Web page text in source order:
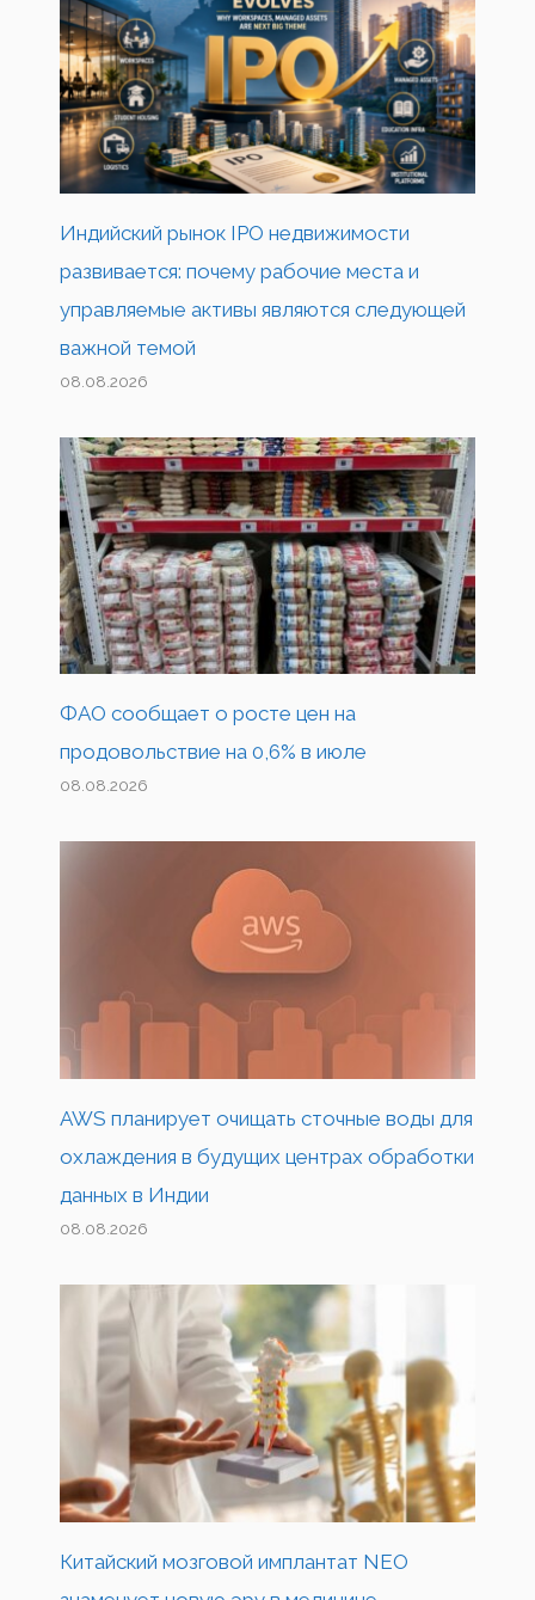
Индийский рынок IPO недвижимости
развивается: почему рабочие места и
управляемые активы являются следующей
важной темой
08.08.2026
ФАО сообщает о росте цен на
продовольствие на 0,6% в июле
08.08.2026
AWS планирует очищать сточные воды для
охлаждения в будущих центрах обработки
данных в Индии
08.08.2026
Китайский мозговой имплантат NEO